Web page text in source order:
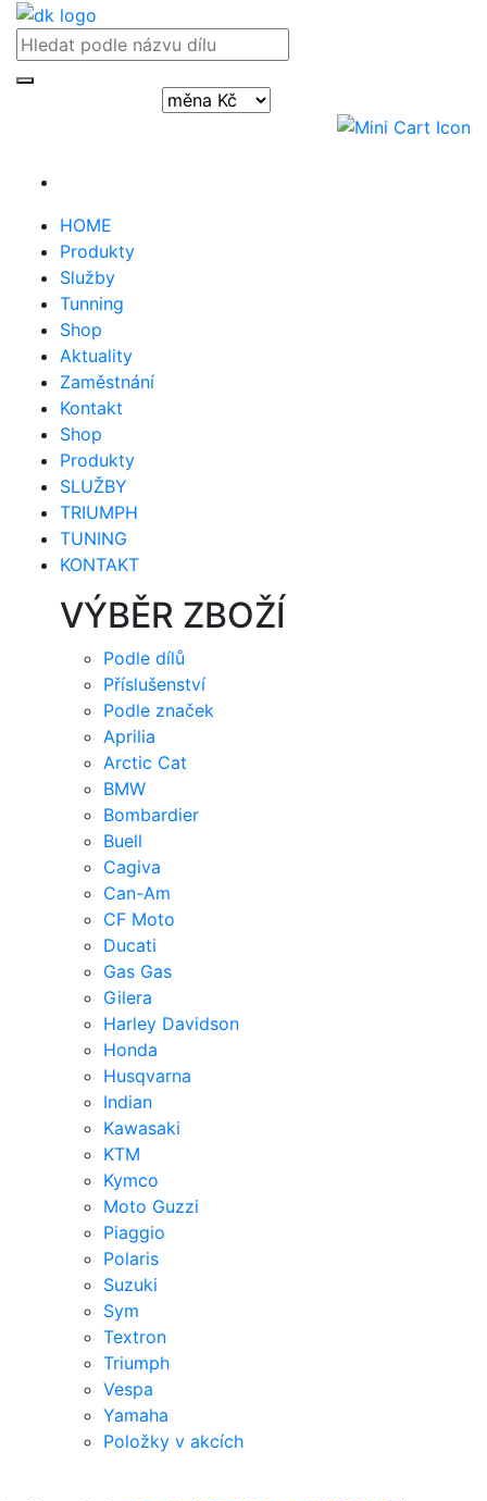
HOME
Produkty
Služby
Tunning
Shop
Aktuality
Zaměstnání
Kontakt
Shop
Produkty
SLUŽBY
TRIUMPH
TUNING
KONTAKT
VÝBĚR ZBOŽÍ
Podle dílů
Příslušenství
Podle značek
Aprilia
Arctic Cat
BMW
Bombardier
Buell
Cagiva
Can-Am
CF Moto
Ducati
Gas Gas
Gilera
Harley Davidson
Honda
Husqvarna
Indian
Kawasaki
KTM
Kymco
Moto Guzzi
Piaggio
Polaris
Suzuki
Sym
Textron
Triumph
Vespa
Yamaha
Položky v akcích